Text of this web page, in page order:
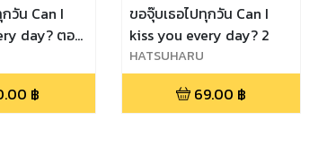
วัน Can I
day? ตอน
฿
ขอจุ๊บเธอไปทุกวัน Can I
kiss you every day? 2
HATSUHARU
69.00 ฿